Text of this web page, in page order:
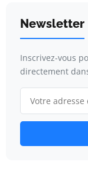
Newsletter
Inscrivez-vous
directement